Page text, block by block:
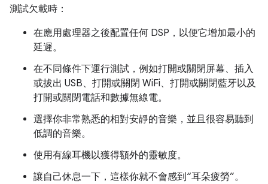
測試欠載時：
在應用處理器之後配置任何 DSP，以便它增加最小的
延遲。
在不同條件下運行測試，例如打開或關閉屏幕、插入
或拔出 USB、打開或關閉 WiFi、打開或關閉藍牙以及
打開或關閉電話和數據無線電。
選擇你非常熟悉的相對安靜的音樂，並且很容易聽到
低調的音樂。
使用有線耳機以獲得額外的靈敏度。
讓自己休息一下，這樣你就不會感到“耳朵疲勞”。